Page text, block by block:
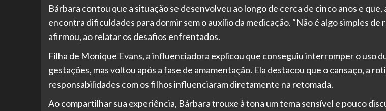
Bárbara contou que a situação se desenvolveu ao longo de cerca de cinco anos e
encontra dificuldades para dormir sem o auxílio da medicação. “Não é algo simples de
afirmou, ao relatar os desafios enfrentados.
Filha de Monique Evans, a influenciadora explicou que conseguiu interromper o uso
gestações, mas voltou após a fase de amamentação. Ela destacou que o cansaço, a
responsabilidades com os filhos influenciaram diretamente na retomada.
Ao compartilhar sua experiência, Bárbara trouxe à tona um tema sensível e pouco